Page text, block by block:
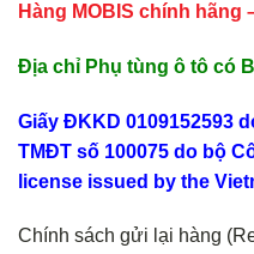
Hàng MOBIS chính hãng
Địa chỉ Phụ tùng ô tô có
Giấy ĐKKD 0109152593
TMĐT số 100075 do bộ
license issued by the
Chính sách gửi lại hàng